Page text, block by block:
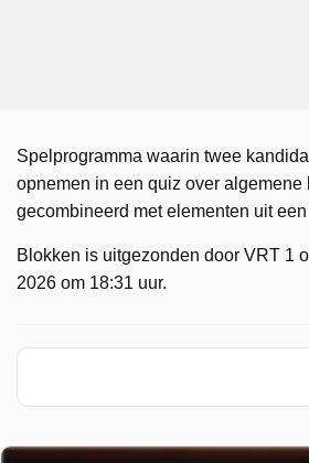
Spelprogramma waarin twee
opnemen in een quiz over algemene
gecombineerd met elementen uit
Blokken is uitgezonden door VRT 1
2026 om 18:31 uur.